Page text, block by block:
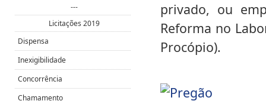
privado, ou
Reforma no
Procópio).
---
Licitações 2019
Dispensa
Inexigibilidade
Concorrência
Chamamento